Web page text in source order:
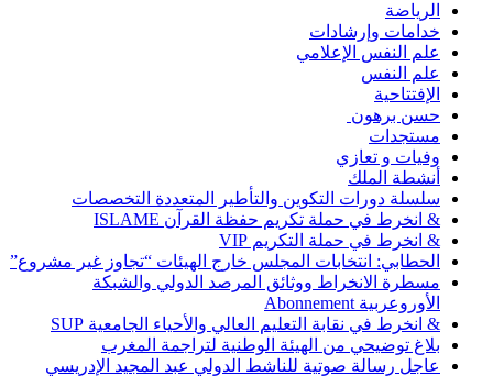
الرياضة
خدامات وإرشادات
علم النفس الإعلامي
علم النفس
الإفتتاحية
حسن برهون
مستجدات
وفيات و تعازي
أنشطة الملك
سلسلة دورات التكوين والتأطير المتعددة التخصصات
& انخرط في حملة تكريم حفظة القرآن ISLAME
& انخرط في حملة التكريم VIP
الحطابي: انتخابات المجلس خارج الهيئات “تجاوز غير مشروع”
مسطرة الانخراط ووثائق المرصد الدولي والشبكة
الأوروعربية Abonnement
& انخرط في نقابة التعليم العالي والأحياء الجامعية SUP
بلاغ توضيحي من الهيئة الوطنية لتراجمة المغرب
عاجل رسالة صوتية للناشط الدولي عبد المجيد الإدريسي